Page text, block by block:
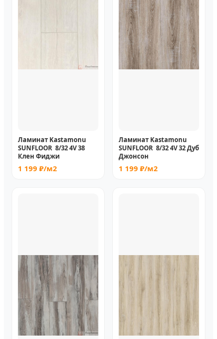
Ламинат Kastamonu
SUNFLOOR 8/32 4V 38
Клен Фиджи
1 199 ₽/м2
Ламинат Kastamonu
SUNFLOOR 8/32 4V 32 Дуб
Джонсон
1 199 ₽/м2